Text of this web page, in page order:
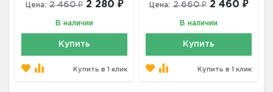
Цена: 2 460 ₽ 2 280 ₽
В наличии
Купить
Купить в 1 клик
Цена: 2 660 ₽ 2 460 ₽
В наличии
Купить
Купить в 1 клик